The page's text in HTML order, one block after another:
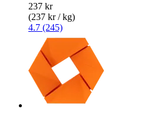
237 kr
(237 kr / kg)
4.7 (245)